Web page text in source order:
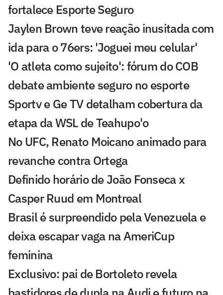
fortalece Esporte Seguro
Jaylen Brown teve reação inusitada com
ida para o 76ers: 'Joguei meu celular'
'O atleta como sujeito': fórum do COB
debate ambiente seguro no esporte
Sportv e Ge TV detalham cobertura da
etapa da WSL de Teahupo'o
No UFC, Renato Moicano animado para
revanche contra Ortega
Definido horário de João Fonseca x
Casper Ruud em Montreal
Brasil é surpreendido pela Venezuela e
deixa escapar vaga na AmeriCup
feminina
Exclusivo: pai de Bortoleto revela